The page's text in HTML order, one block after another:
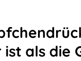
ist als die